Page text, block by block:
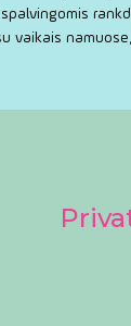
vaikais